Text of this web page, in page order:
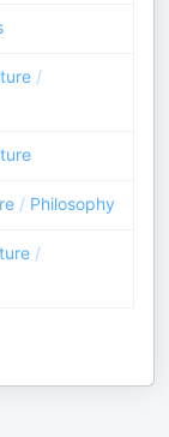
/
/ Philosophy
/